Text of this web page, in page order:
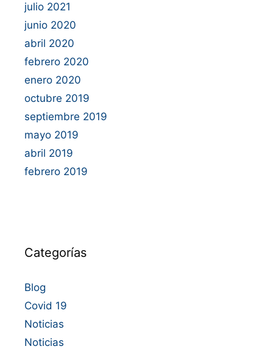
julio 2021
junio 2020
abril 2020
febrero 2020
enero 2020
octubre 2019
septiembre 2019
mayo 2019
abril 2019
febrero 2019
Categorías
Blog
Covid 19
Noticias
Noticias